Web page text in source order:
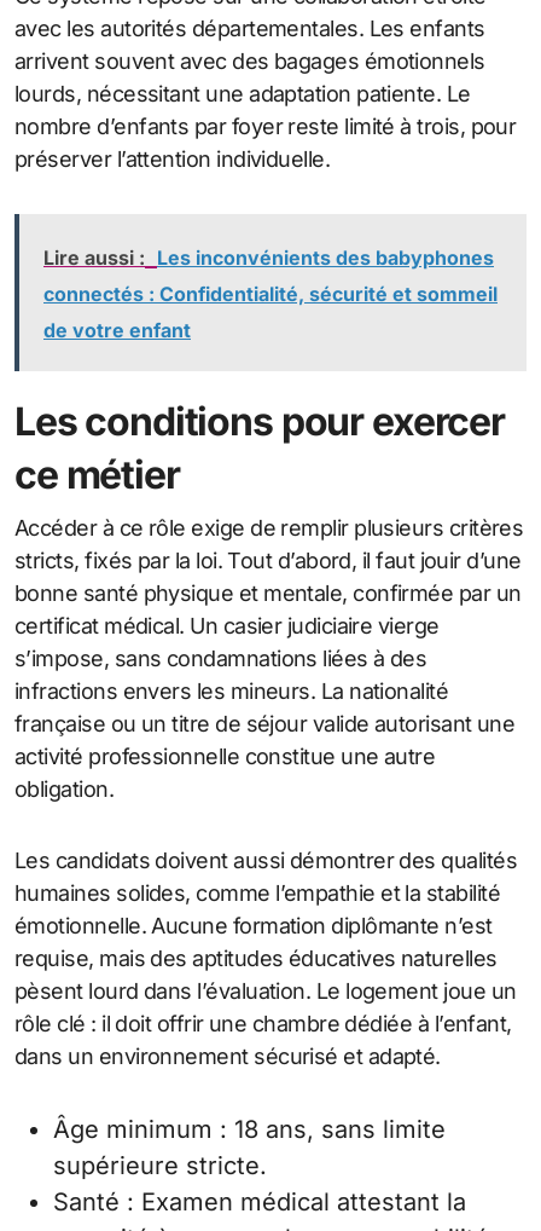
avec les autorités départementales. Les enfants
arrivent souvent avec des bagages émotionnels
lourds, nécessitant une adaptation patiente. Le
nombre d’enfants par foyer reste limité à trois, pour
préserver l’attention individuelle.
Lire aussi : Les inconvénients des babyphones
connectés : Confidentialité, sécurité et sommeil
de votre enfant
Les conditions pour exercer
ce métier
Accéder à ce rôle exige de remplir plusieurs critères
stricts, fixés par la loi. Tout d’abord, il faut jouir d’une
bonne santé physique et mentale, confirmée par un
certificat médical. Un casier judiciaire vierge
s’impose, sans condamnations liées à des
infractions envers les mineurs. La nationalité
française ou un titre de séjour valide autorisant une
activité professionnelle constitue une autre
obligation.
Les candidats doivent aussi démontrer des qualités
humaines solides, comme l’empathie et la stabilité
émotionnelle. Aucune formation diplômante n’est
requise, mais des aptitudes éducatives naturelles
pèsent lourd dans l’évaluation. Le logement joue un
rôle clé : il doit offrir une chambre dédiée à l’enfant,
dans un environnement sécurisé et adapté.
Âge minimum : 18 ans, sans limite
supérieure stricte.
Santé : Examen médical attestant la